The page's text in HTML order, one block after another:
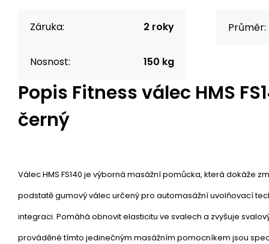
Záruka: 2 roky
Nosnost: 150 kg
Průměr:
Popis Fitness válec HMS
černý
Válec HMS FS140 je výborná masážní pomůcka, která dokáže
podstatě gumový válec určený pro automasážní uvolňovací
integraci. Pomáhá obnovit elasticitu ve svalech a zvyšuje
prováděné tímto jedinečným masážním pomocníkem jsou